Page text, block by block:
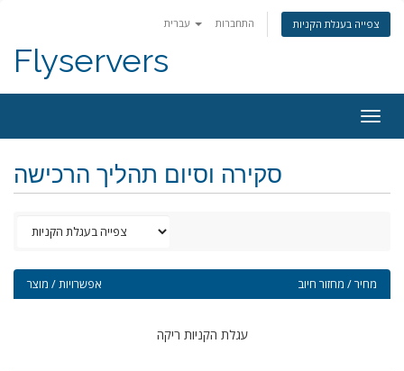
התחברות צפייה בעגלת הקניות
Flyservers
סקירה וסיום תהליך הרכישה
אפשרויות / מוצר מחיר / מחזור חיוב
עגלת הקניות ריקה